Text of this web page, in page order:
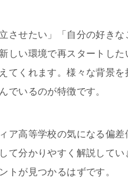
させたい」「自分の好き
しい環境で再スタートし
てくれます。様々な背景
でいるのが特徴です。
ア高等学校の気になる偏差
て分かりやすく解説して
トが見つかるはずです。